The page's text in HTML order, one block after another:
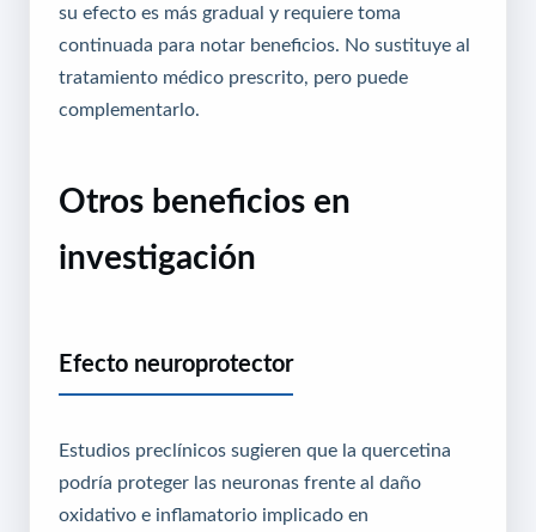
su efecto es más gradual y requiere toma
continuada para notar beneficios. No sustituye al
tratamiento médico prescrito, pero puede
complementarlo.
Otros beneficios en
investigación
Efecto neuroprotector
Estudios preclínicos sugieren que la quercetina
podría proteger las neuronas frente al daño
oxidativo e inflamatorio implicado en